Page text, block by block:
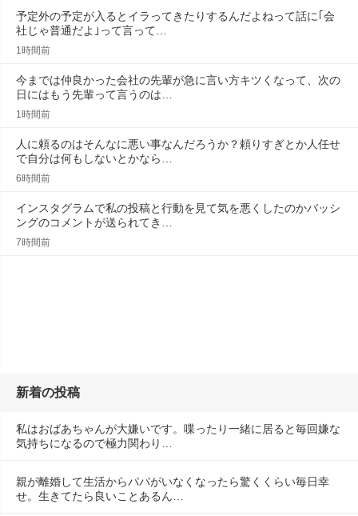
予定外の予定が入るとイラってきたりするんだよねって話に｢会
社じゃ普通だよ｣って言って…
1時間前
今までは仲良かった会社の先輩が急に言い方キツくなって、次の
日にはもう先輩って言うのは…
1時間前
人に頼るのはそんなに悪い事なんだろうか？頼りすぎとか人任せ
で自分は何もしないとかなら…
6時間前
インスタグラムで私の投稿と行動を見て気を悪くしたのかバッシ
ングのコメントが送られてき…
7時間前
新着の投稿
私はおばあちゃんが大嫌いです。喋ったり一緒に居ると毎回嫌な
気持ちになるので極力関わり…
親が離婚して生活からパパがいなくなったら驚くくらい毎日幸
せ。生きてたら良いことあるん…